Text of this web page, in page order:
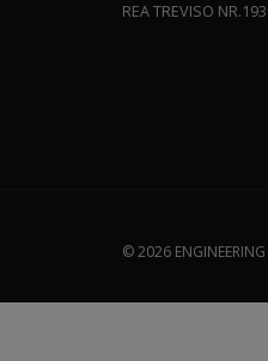
REA TREVISO
© 2026